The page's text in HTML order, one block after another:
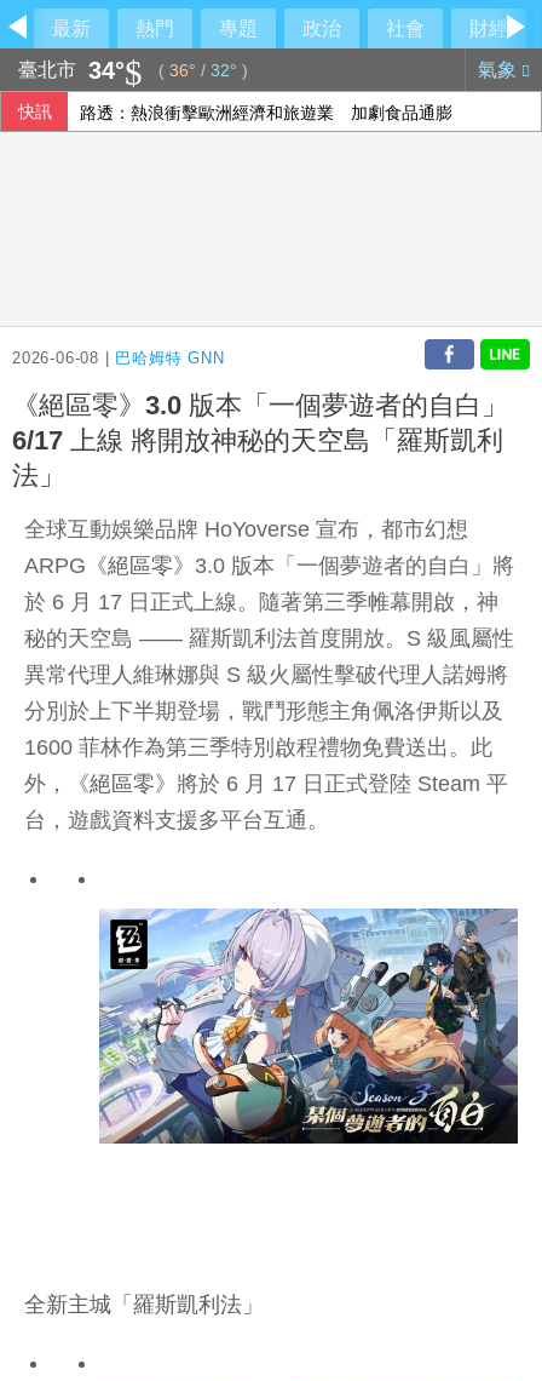
最新 熱門 專題 政治 社會
財經
臺北市 34° ( 36° / 32° ) 氣象
快訊 路透：熱浪衝擊歐洲經濟和旅遊業 加劇食品通膨
2026-06-08 | 巴哈姆特 GNN
《絕區零》3.0 版本「一個夢遊者的自白」
6/17 上線 將開放神秘的天空島「羅斯凱利
法」
全球互動娛樂品牌 HoYoverse 宣布，都市幻想
ARPG《絕區零》3.0 版本「一個夢遊者的自白」將
於 6 月 17 日正式上線。隨著第三季帷幕開啟，神
秘的天空島 —— 羅斯凱利法首度開放。S 級風屬性
異常代理人維琳娜與 S 級火屬性擊破代理人諾姆將
分別於上下半期登場，戰鬥形態主角佩洛伊斯以及
1600 菲林作為第三季特別啟程禮物免費送出。此
外，《絕區零》將於 6 月 17 日正式登陸 Steam 平
台，遊戲資料支援多平台互通。
全新主城「羅斯凱利法」